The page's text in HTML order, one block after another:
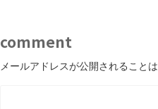
comment
メールアドレスが公開されることは